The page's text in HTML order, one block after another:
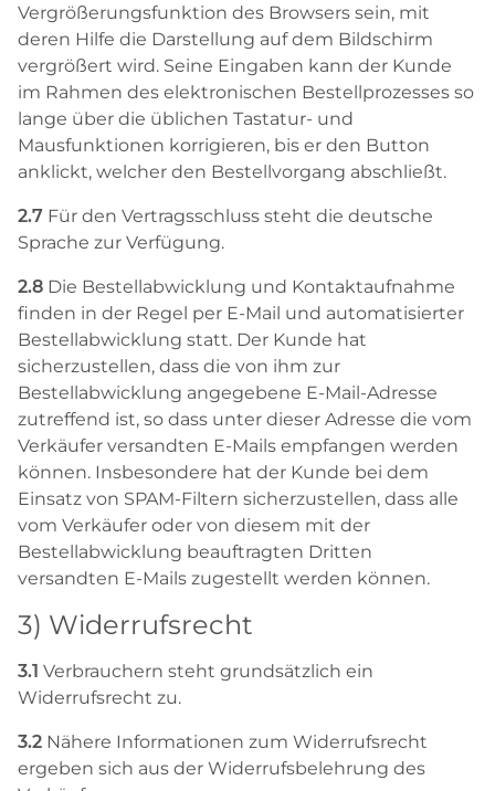
Vergrößerungsfunktion des Browsers sein, mit
deren Hilfe die Darstellung auf dem Bildschirm
vergrößert wird. Seine Eingaben kann der Kunde
im Rahmen des elektronischen Bestellprozesses so
lange über die üblichen Tastatur- und
Mausfunktionen korrigieren, bis er den Button
anklickt, welcher den Bestellvorgang abschließt.
2.7 Für den Vertragsschluss steht die deutsche
Sprache zur Verfügung.
2.8 Die Bestellabwicklung und Kontaktaufnahme
finden in der Regel per E-Mail und automatisierter
Bestellabwicklung statt. Der Kunde hat
sicherzustellen, dass die von ihm zur
Bestellabwicklung angegebene E-Mail-Adresse
zutreffend ist, so dass unter dieser Adresse die vom
Verkäufer versandten E-Mails empfangen werden
können. Insbesondere hat der Kunde bei dem
Einsatz von SPAM-Filtern sicherzustellen, dass alle
vom Verkäufer oder von diesem mit der
Bestellabwicklung beauftragten Dritten
versandten E-Mails zugestellt werden können.
3) Widerrufsrecht
3.1 Verbrauchern steht grundsätzlich ein
Widerrufsrecht zu.
3.2 Nähere Informationen zum Widerrufsrecht
ergeben sich aus der Widerrufsbelehrung des